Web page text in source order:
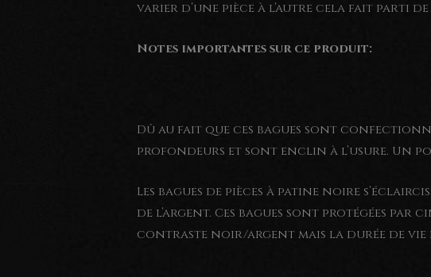
varier d’une pièce à l’autre cela fait parti
Notes importantes sur ce produit:
Dû au fait que ces bagues sont
profondeurs et sont enclin à l’usure. Un
Les bagues de pièces à patine noire
de l’argent. Ces bagues sont protégées
contraste noir/argent mais la durée de vie